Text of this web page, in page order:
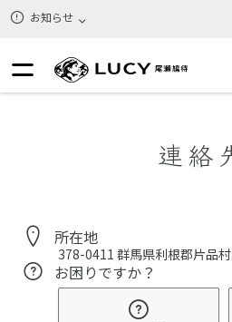
お知らせ
連絡
所在地
378-0411 群馬県利根郡片品
お困りですか？